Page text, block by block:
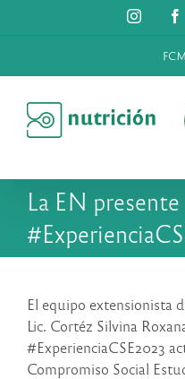
al
FCM
La EN presente
El equipo extensionista
Lic. Cortéz Silvina
#ExperienciaCSE2023
Compromiso Social